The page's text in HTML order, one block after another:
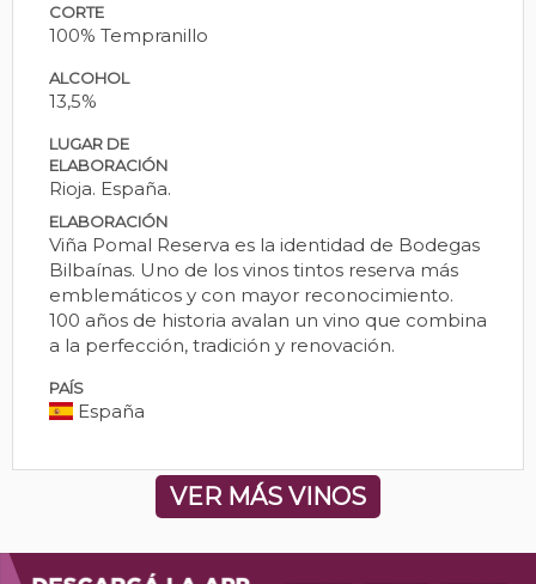
CORTE
100% Tempranillo
ALCOHOL
13,5%
LUGAR DE
ELABORACIÓN
Rioja. España.
ELABORACIÓN
Viña Pomal Reserva es la identidad de Bodegas
Bilbaínas. Uno de los vinos tintos reserva más
emblemáticos y con mayor reconocimiento.
100 años de historia avalan un vino que combina
a la perfección, tradición y renovación.
PAÍS
España
VER MÁS VINOS